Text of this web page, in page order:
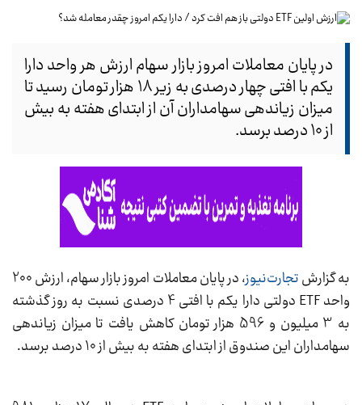
در پایان معاملات امروز بازار سهام ارزش هر واحد دارا
یکم با افتی چهار درصدی به زیر 18 هزار تومان رسید تا
میزان زیاندهی سهامداران آن از ابتدای هفته به بیش
از 10 درصد برسد.
به گزارشتجارت‌نیوز
، در پایان معاملات امروز بازار سهام، ارزش 200
واحد ETF دولتی دارا یکم با افتی 4 درصدی نسبت به روز گذشته
به 3 میلیون و 596 هزار تومان کاهش یافت تا میزان زیاندهی
سهامداران این صندوق از ابتدای هفته به بیش از 10 درصد برسد.